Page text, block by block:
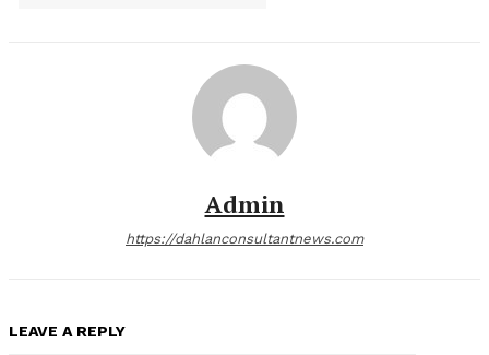
Admin
https://dahlanconsultantnews.com
LEAVE A REPLY